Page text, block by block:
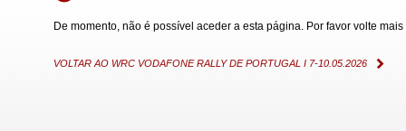
De momento, não é possível aceder a esta página. Por favor volte mais
VOLTAR AO WRC VODAFONE RALLY DE PORTUGAL I 7-10.05.2026